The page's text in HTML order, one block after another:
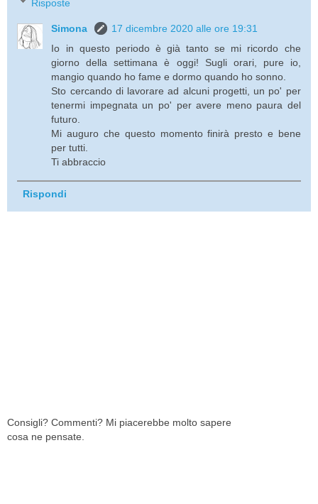
Risposte
Simona
17 dicembre 2020 alle ore 19:31
Io in questo periodo è già tanto se mi ricordo che
giorno della settimana è oggi! Sugli orari, pure io,
mangio quando ho fame e dormo quando ho sonno.
Sto cercando di lavorare ad alcuni progetti, un po' per
tenermi impegnata un po' per avere meno paura del
futuro.
Mi auguro che questo momento finirà presto e bene
per tutti.
Ti abbraccio
Rispondi
Consigli? Commenti? Mi piacerebbe molto sapere
cosa ne pensate.